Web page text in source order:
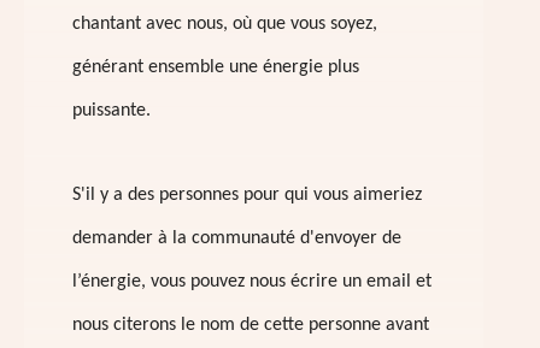
chantant avec nous, où que vous soyez,
générant ensemble une énergie plus
puissante.
S'il y a des personnes pour qui vous aimeriez
demander à la communauté d'envoyer de
l’énergie, vous pouvez nous écrire un email et
nous citerons le nom de cette personne avant